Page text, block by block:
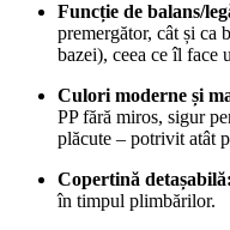
Funcție de balans/
premergător, cât și ca
bazei), ceea ce îl face
Culori moderne și
PP fără miros, sigur
plăcute – potrivit atât
Copertină detașabilă:
în timpul plimbărilor.